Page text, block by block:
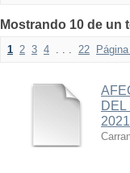
Mostrando 10 de un
1 2 3 4 . . . 22
2021